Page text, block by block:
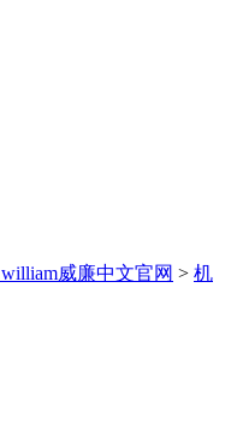
william威廉中文官网 > 机